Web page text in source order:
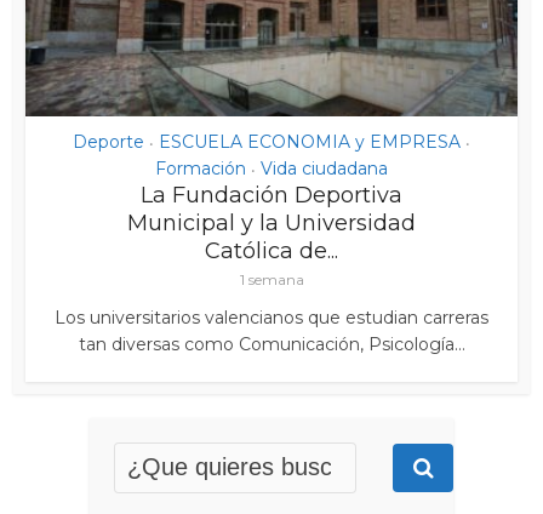
Deporte • ESCUELA ECONOMIA y EMPRESA •
Formación • Vida ciudadana
La Fundación Deportiva
Municipal y la Universidad
Católica de...
1 semana
Los universitarios valencianos que estudian carreras
tan diversas como Comunicación, Psicología...